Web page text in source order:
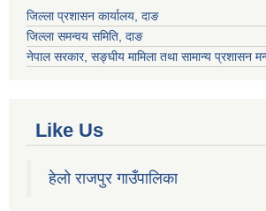
जिल्ला प्रशासन कार्यालय, दाङ
जिल्ला समन्वय समिति, दाङ
नेपाल सरकार, सङ्घीय मामिला तथा सामान्य प्रशासन
Like Us
हेलो राजपुर गाउँपालिका